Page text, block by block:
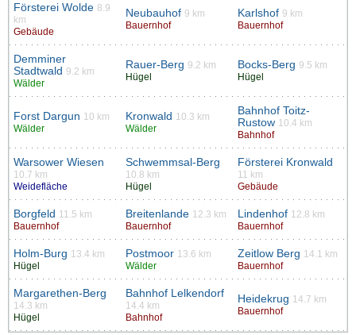
Försterei Wolde 8.9
km
Gebäude
Neubauhof 9 km
Bauernhof
Karlshof 9 km
Bauernhof
Demminer
Stadtwald 9.2 km
Wälder
Rauer-Berg 9.2 km
Hügel
Bocks-Berg 9.5 km
Hügel
Forst Dargun 10 km
Wälder
Kronwald 10.3 km
Wälder
Bahnhof Toitz-
Rustow 10.4 km
Bahnhof
Warsower Wiesen
10.7 km
Weidefläche
Schwemmsal-Berg
10.8 km
Hügel
Försterei Kronwald
11 km
Gebäude
Borgfeld 11.5 km
Bauernhof
Breitenlande 12.3 km
Bauernhof
Lindenhof 12.8 km
Bauernhof
Holm-Burg 13.4 km
Hügel
Postmoor 13.6 km
Wälder
Zeitlow Berg 14.1 km
Bauernhof
Margarethen-Berg
14.3 km
Hügel
Bahnhof Lelkendorf
14.4 km
Bahnhof
Heidekrug 14.7 km
Bauernhof